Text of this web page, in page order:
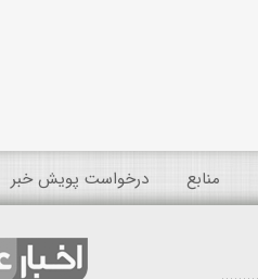
منابع درخواست پویش خبر